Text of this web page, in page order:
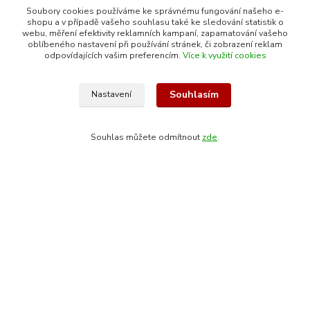
Kde nás najdete
Náměstí Osvobození 117
753 61 Hranice IV - Drahotuše
Soubory cookies používáme ke správnému fungování našeho e-
shopu a v případě vašeho souhlasu také ke sledování statistik o
webu, měření efektivity reklamních kampaní, zapamatování vašeho
oblíbeného nastavení při používání stránek, či zobrazení reklam
odpovídajících vašim preferencím. Více k využití cookies
Nastavení Souhlasím
Souhlas můžete odmítnout zde.